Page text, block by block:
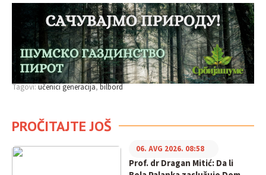
Tagovi:učenici generacija bilbord
PROČITAJTE JOŠ
Prof. dr Dragan Mitić: Da li
06. AVG 2026. 08:58